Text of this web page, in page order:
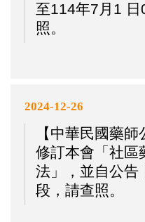
至114年7月1
照。
2024-12-26
【中華民國藥
修訂本會「社區
法」，並自公告
段，請查照。